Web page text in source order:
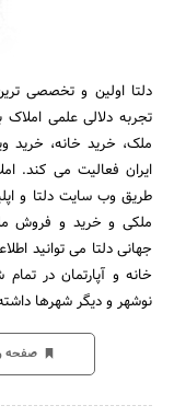
دلتا اولین و تخصصی
تجربه دلالی علمی
ملک، خرید خانه، خرید
ایران فعالیت می کند.
طریق وب سایت دلتا و
ملکی و خرید و فروش
جهانی دلتا می توانید
خانه و آپارتمان در
نوشهر و دیگر شهرها
صفحه